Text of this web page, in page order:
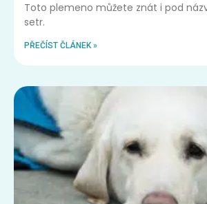
Toto plemeno můžete znát i pod
setr.
PŘEČÍST ČLÁNEK »